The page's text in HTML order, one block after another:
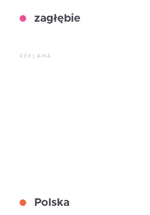
zagłębie
REKLAMA
Polska